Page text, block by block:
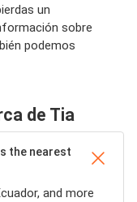
un
sobre
podemos
de Tia
the nearest
and more